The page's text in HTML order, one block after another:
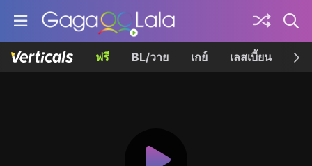
ฟรี BL/วาย เกย์ เลสเบี้ยน เค